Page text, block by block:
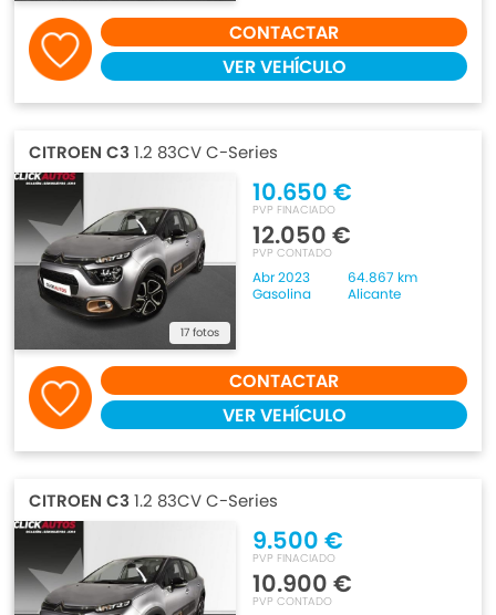
CONTACTAR
VER VEHÍCULO
CITROEN C3 1.2 83CV C-Series
17 fotos
10.650 €
PVP FINACIADO
12.050 €
PVP CONTADO
Abr 2023
64.867 km
Gasolina
Alicante
CONTACTAR
VER VEHÍCULO
CITROEN C3 1.2 83CV C-Series
9.500 €
PVP FINACIADO
10.900 €
PVP CONTADO